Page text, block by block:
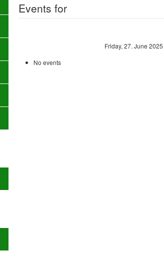
Events for
Friday, 27. June 2025
No events